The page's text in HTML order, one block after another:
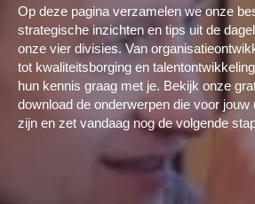
Op deze pagina verzamelen we onze
strategische inzichten en tips uit de
onze vier divisies. Van
tot kwaliteitsborging en
hun kennis graag met je. Bekijk onze
download de onderwerpen die voor jouw
zijn en zet vandaag nog de volgende